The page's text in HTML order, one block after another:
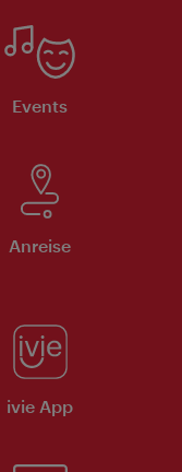
Events
Anreise
ivie App